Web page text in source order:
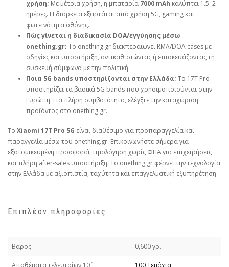
χρήση; Με μέτρια χρήση, η μπαταρία 7000 mAh καλύπτει 1.5–2
ημέρες. Η διάρκεια εξαρτάται από χρήση 5G, gaming και
φωτεινότητα οθόνης.
Πώς γίνεται η διαδικασία DOA/εγγύησης μέσω
onething.gr; Το onething.gr διεκπεραιώνει RMA/DOA cases με
οδηγίες και υποστήριξη, αντικαθιστώντας ή επισκευάζοντας τη
συσκευή σύμφωνα με την πολιτική.
Ποια 5G bands υποστηρίζονται στην Ελλάδα; Το 17T Pro
υποστηρίζει τα βασικά 5G bands που χρησιμοποιούνται στην
Ευρώπη. Για πλήρη συμβατότητα, ελέγξτε την καταχώριση
προϊόντος στο onething.gr.
Το Xiaomi 17T Pro 5G είναι διαθέσιμο για προπαραγγελία και
παραγγελία μέσω του onething.gr. Επικοινωνήστε σήμερα για
εξατομικευμένη προσφορά, τιμολόγηση χωρίς ΦΠΑ για επιχειρήσεις
και πλήρη after‑sales υποστήριξη. Το onething.gr φέρνει την τεχνολογία
στην Ελλάδα με αξιοπιστία, ταχύτητα και επαγγελματική εξυπηρέτηση.
Επιπλέον πληροφορίες
Βάρος 0,600 γρ.
Απoθέματα τελευταίων 10΄ 100 Τεμάχια